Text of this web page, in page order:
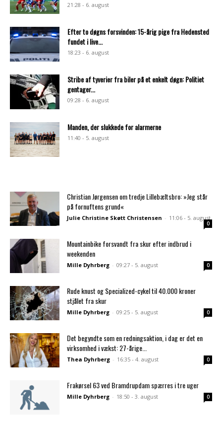
21:28 - 6. august
Efter to døgns forsvinden: 15-årig pige fra Hedensted
fundet i live...
18:23 - 6. august
Stribe af tyverier fra biler på et enkelt døgn: Politiet
gentager...
09:28 - 6. august
Manden, der slukkede for alarmerne
11:40 - 5. august
Christian Jørgensen om tredje Lillebæltsbro: »Jeg står
på fornuftens grund«
Julie Christine Skøtt Christensen - 11:06 - 5. august
0
Mountainbike forsvandt fra skur efter indbrud i
weekenden
Mille Dyhrberg - 09:27 - 5. august 0
Rude knust og Specialized-cykel til 40.000 kroner
stjålet fra skur
Mille Dyhrberg - 09:25 - 5. august 0
Det begyndte som en redningsaktion, i dag er det en
virksomhed i vækst: 27-årige...
Thea Dyhrberg - 16:35 - 4. august 0
Frakørsel 63 ved Bramdrupdam spærres i tre uger
Mille Dyhrberg - 18:50 - 3. august 0